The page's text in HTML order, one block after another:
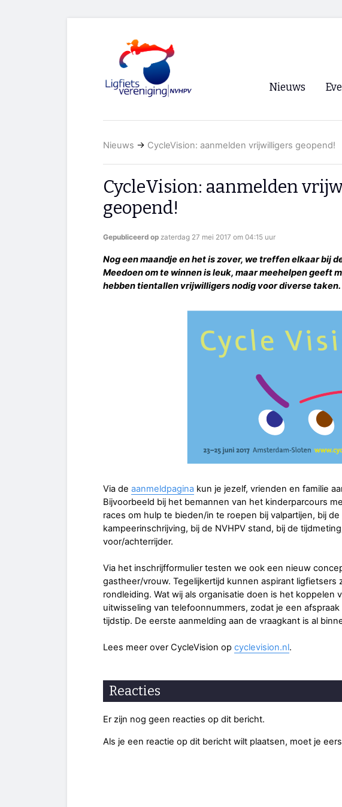
Nieuws
Nieuws → CycleVision: aanmelden vrijwilligers geopend!
CycleVision: aanmelden
geopend!
Gepubliceerd op zaterdag 27 mei 2017 om 04:15 uur
Nog een maandje en het is zover, we treffen elkaar bij
Meedoen om te winnen is leuk, maar meehelpen geeft
hebben tientallen vrijwilligers nodig voor diverse taken.
Via de aanmeldpagina kun je jezelf, vrienden en familie
Bijvoorbeeld bij het bemannen van het kinderparcours
races om hulp te bieden/in te roepen bij valpartijen, bij
kampeerinschrijving, bij de NVHPV stand, bij de
voor/achterrijder.
Via het inschrijfformulier testen we ook een nieuw
gastheer/vrouw. Tegelijkertijd kunnen aspirant ligfietsers
rondleiding. Wat wij als organisatie doen is het koppelen
uitwisseling van telefoonnummers, zodat je een
tijdstip. De eerste aanmelding aan de vraagkant is al
Lees meer over CycleVision op cyclevision.nl.
Reacties
Er zijn nog geen reacties op dit bericht.
Als je een reactie op dit bericht wilt plaatsen, moet je